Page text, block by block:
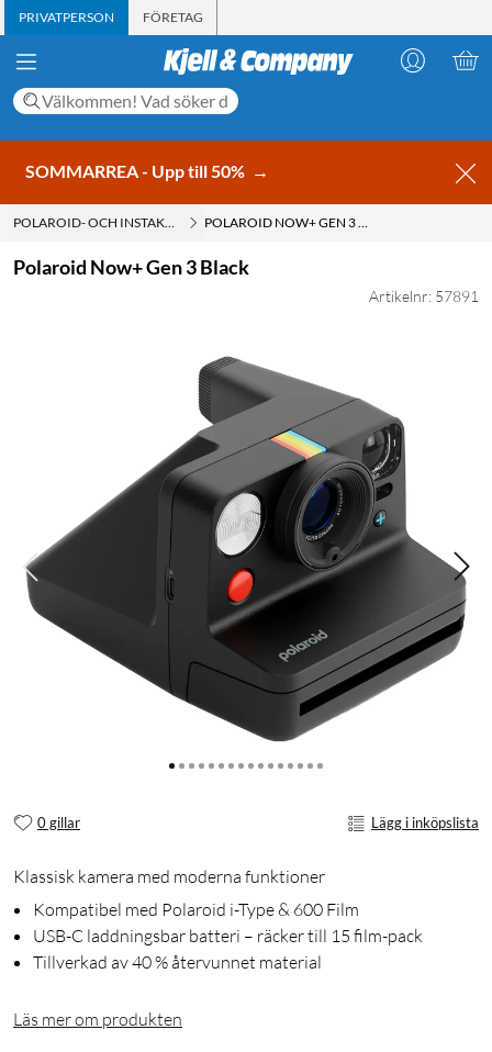
PRIVATPERSON FÖRETAG
SOMMARREA - Upp till 50% →
POLAROID- OCH INSTAKAMEROR POLAROID NOW+ GEN 3 BLACK
Polaroid Now+ Gen 3 Black
Artikelnr: 57891
0 gillar Lägg i inköpslista
Klassisk kamera med moderna funktioner
Kompatibel med Polaroid i-Type & 600 Film
USB-C laddningsbar batteri – räcker till 15 film-pack
Tillverkad av 40 % återvunnet material
Läs mer om produkten